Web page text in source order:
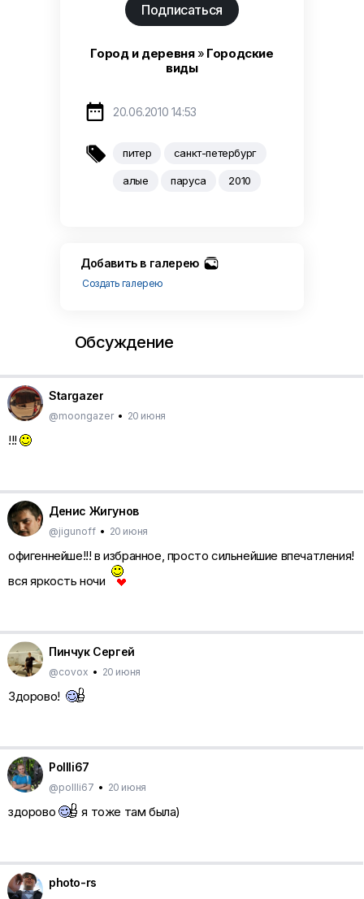
Подписаться
Город и деревня» Городские
виды
 20.06.2010 14:53
 питер санкт-петербург
алые паруса 2010
Добавить в галерею
Создать галерею
Обсуждение
Stargazer
@moongazer • 20 июня
!!!
Денис Жигунов
@jigunoff • 20 июня
офигеннейше!!! в избранное, просто сильнейшие впечатления!
вся яркость ночи
Пинчук Сергей
@covox • 20 июня
Здорово!
Pollli67
@pollli67 • 20 июня
здорово я тоже там была)
photo-rs